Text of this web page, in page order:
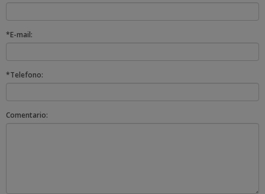
*E-mail:
*Telefono:
Comentario: